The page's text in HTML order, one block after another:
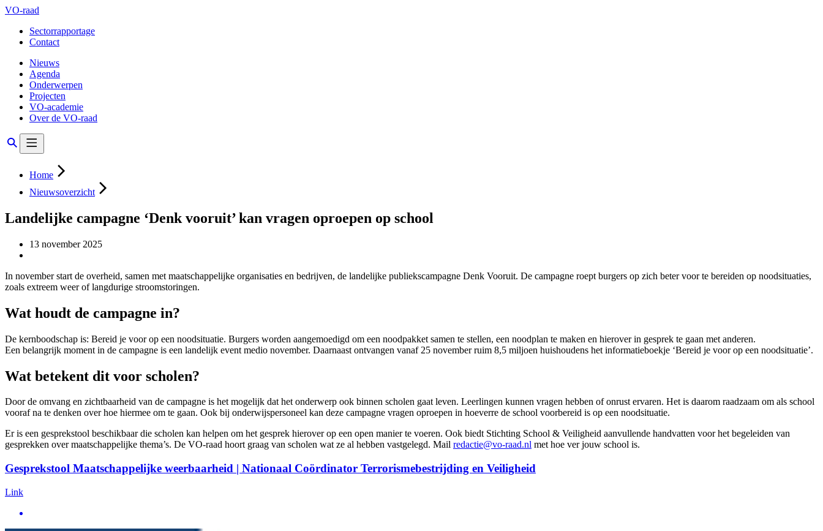
VO-raad
Sectorrapportage
Contact
Nieuws
Agenda
Onderwerpen
Projecten
VO-academie
Over de VO-raad
Home
Nieuwsoverzicht
Landelijke campagne ‘Denk vooruit’ kan vragen oproepen op school
13 november 2025
In november start de overheid, samen met maatschappelijke organisaties en bedrijven, de landelijke publiekscampagne Denk Vooruit. De campagne roept burgers op zich beter voor te bereiden op noodsituaties,
zoals extreem weer of langdurige stroomstoringen.
Wat houdt de campagne in?
De kernboodschap is: Bereid je voor op een noodsituatie. Burgers worden aangemoedigd om een noodpakket samen te stellen, een noodplan te maken en hierover in gesprek te gaan met anderen.
Een belangrijk moment in de campagne is een landelijk event medio november. Daarnaast ontvangen vanaf 25 november ruim 8,5 miljoen huishoudens het informatieboekje ‘Bereid je voor op een noodsituatie’.
Wat betekent dit voor scholen?
Door de omvang en zichtbaarheid van de campagne is het mogelijk dat het onderwerp ook binnen scholen gaat leven. Leerlingen kunnen vragen hebben of onrust ervaren. Het is daarom raadzaam om als school
vooraf na te denken over hoe hiermee om te gaan. Ook bij onderwijspersoneel kan deze campagne vragen oproepen in hoeverre de school voorbereid is op een noodsituatie.
Er is een gesprekstool beschikbaar die scholen kan helpen om het gesprek hierover op een open manier te voeren. Ook biedt Stichting School & Veiligheid aanvullende handvatten voor het begeleiden van
gesprekken over maatschappelijke thema’s. De VO-raad hoort graag van scholen wat ze al hebben vastgelegd. Mail redactie@vo-raad.nl met hoe ver jouw school is.
Gesprekstool Maatschappelijke weerbaarheid | Nationaal Coördinator Terrorismebestrijding en Veiligheid
Link